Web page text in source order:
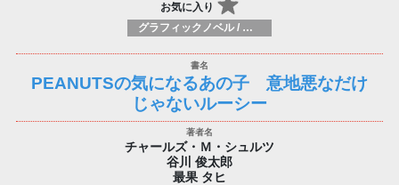
お気に入り
グラフィックノベル / コミックブック / 漫画：スタイル / 伝統
PEANUTSの気になるあの子 意地悪なだけ
じゃないルーシー
チャールズ・Ｍ・シュルツ
谷川 俊太郎
最果 タヒ